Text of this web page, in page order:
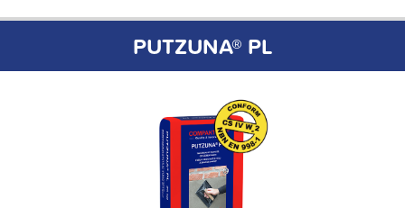
PUTZUNA® PL